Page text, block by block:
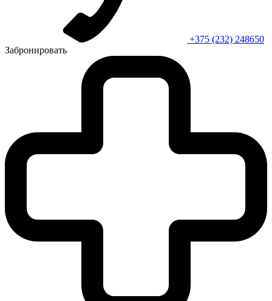
+375 (232) 248650
Забронировать